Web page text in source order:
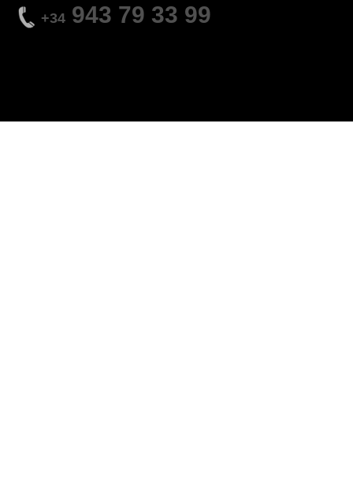
+34 943 79 33 99